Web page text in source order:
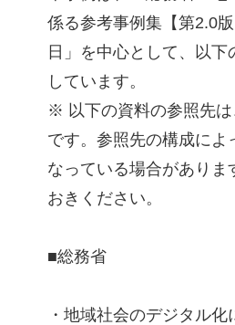
係る参考事例集【第2.0
日」を中心として、以
しています。
※ 以下の資料の参照先
です。参照先の構成によ
なっている場合がありま
おきください。
■総務省
・地域社会のデジタル